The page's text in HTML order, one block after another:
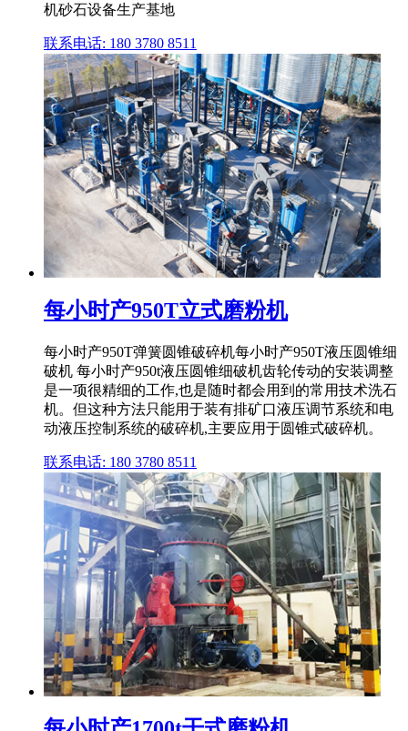
机砂石设备生产基地
联系电话: 180 3780 8511
每小时产950T立式磨粉机
每小时产950T弹簧圆锥破碎机每小时产950T液压圆锥细
破机 每小时产950t液压圆锥细破机齿轮传动的安装调整
是一项很精细的工作,也是随时都会用到的常用技术洗石
机。但这种方法只能用于装有排矿口液压调节系统和电
动液压控制系统的破碎机,主要应用于圆锥式破碎机。
联系电话: 180 3780 8511